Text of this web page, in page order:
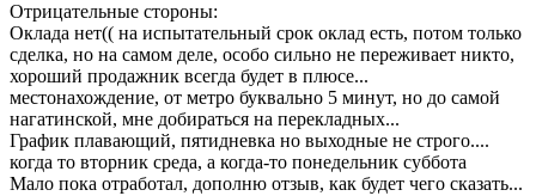
Отрицательные стороны:
Оклада нет(( на испытательный срок оклад есть, потом только
сделка, но на самом деле, особо сильно не переживает никто,
хороший продажник всегда будет в плюсе...
местонахождение, от метро буквально 5 минут, но до самой
нагатинской, мне добираться на перекладных...
График плавающий, пятидневка но выходные не строго....
когда то вторник среда, а когда-то понедельник суббота
Мало пока отработал, дополню отзыв, как будет чего сказать...